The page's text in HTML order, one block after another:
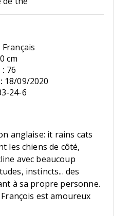
Français
cm
76
18/09/2020
24-6
anglaise: it rains cats
les chiens de côté,
avec beaucoup
instincts... des
à sa propre personne.
est amoureux